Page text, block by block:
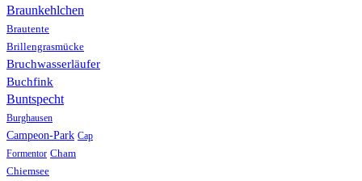
Braunkehlchen
Brautente
Brillengrasmücke
Bruchwasserläufer
Buchfink
Buntspecht
Burghausen
Campeon-Park Cap
Formentor Cham
Chiemsee